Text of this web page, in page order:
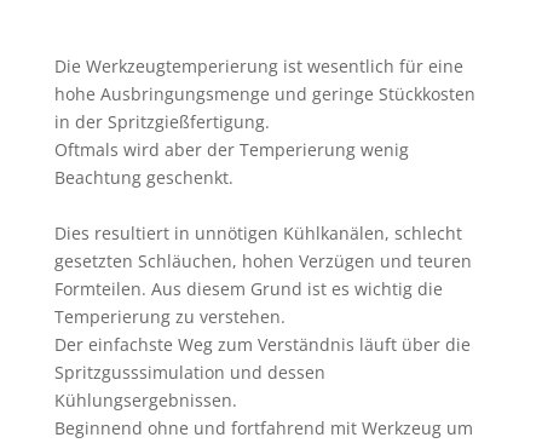
Die Werkzeugtemperierung ist wesentlich für eine
hohe Ausbringungsmenge und geringe Stückkosten
in der Spritzgießfertigung.
Oftmals wird aber der Temperierung wenig
Beachtung geschenkt.
Dies resultiert in unnötigen Kühlkanälen, schlecht
gesetzten Schläuchen, hohen Verzügen und teuren
Formteilen. Aus diesem Grund ist es wichtig die
Temperierung zu verstehen.
Der einfachste Weg zum Verständnis läuft über die
Spritzgusssimulation und dessen
Kühlungsergebnissen.
Beginnend ohne und fortfahrend mit Werkzeug um